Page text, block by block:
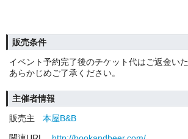
販売条件
イベント予約完了後のチケット代はご返金い
あらかじめご了承ください。
主催者情報
販売主
本屋B&B